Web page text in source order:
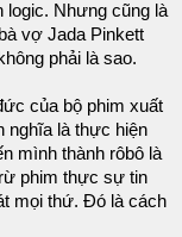
Nhưng cũng là
vợ Jada Pinkett
phải là sao.
của bộ phim xuất
nghĩa là thực hiện
mình thành rôbô là
phim thực sự tin
mọi thứ. Đó là cách